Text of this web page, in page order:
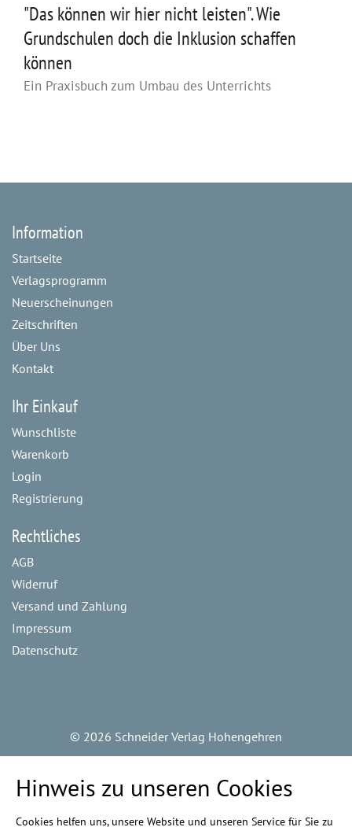
"Das können wir hier nicht leisten". Wie
Grundschulen doch die Inklusion schaffen
können
Ein Praxisbuch zum Umbau des Unterrichts
Information
Startseite
Verlagsprogramm
Neuerscheinungen
Zeitschriften
Über Uns
Kontakt
Ihr Einkauf
Wunschliste
Warenkorb
Login
Registrierung
Rechtliches
AGB
Widerruf
Versand und Zahlung
Impressum
Datenschutz
© 2026 Schneider Verlag Hohengehren
Hinweis zu unseren Cookies
Cookies helfen uns, unsere Website und unseren Service für Sie zu